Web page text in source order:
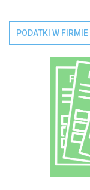
PODATKI W FIRMIE